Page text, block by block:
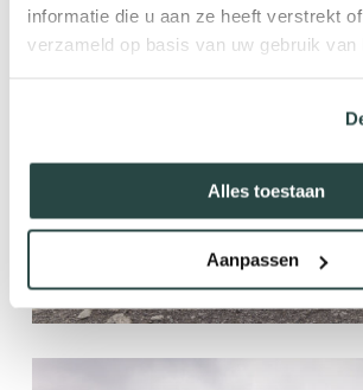
informatie die u aan ze heeft verstrekt
verzameld op basis van uw gebruik van
Alles toestaan
Aanpassen